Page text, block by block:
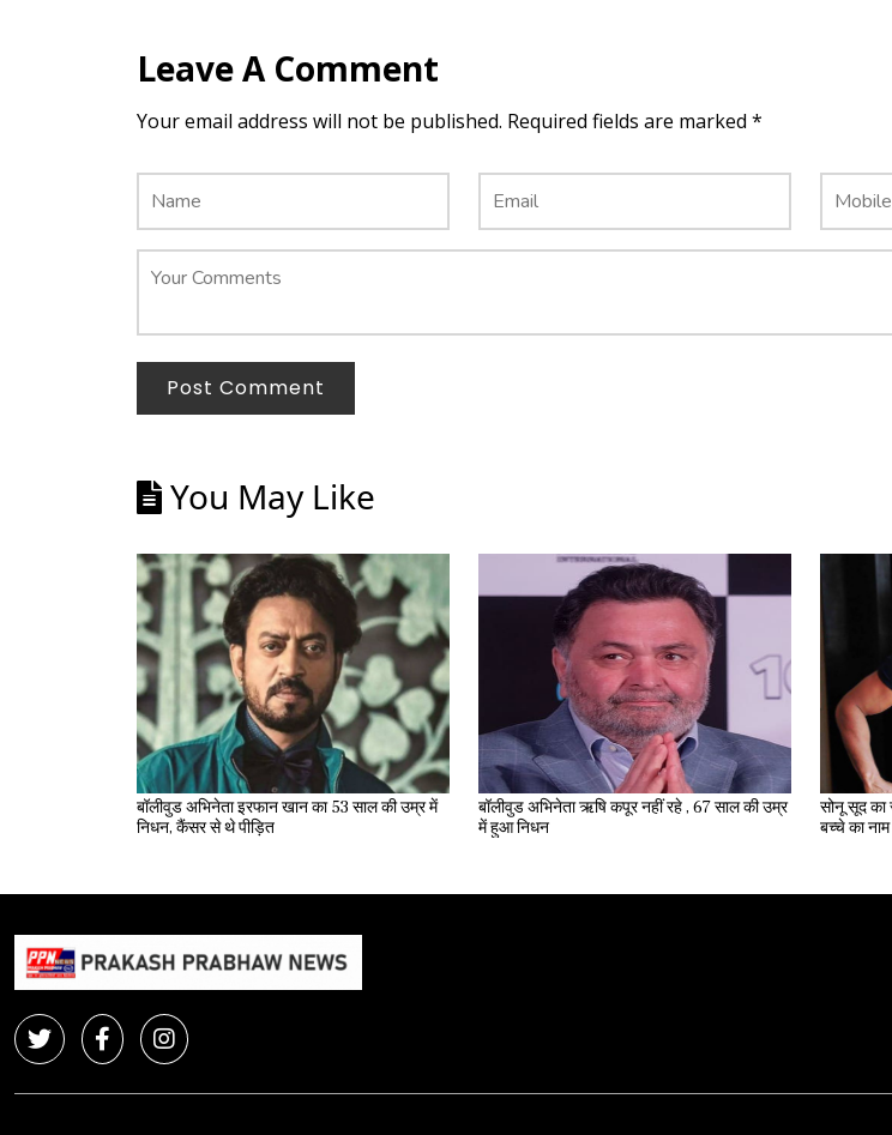
Leave A Comment
Your email address will not be published. Required fields are marked *
Post Comment
You May Like
बॉलीवुड अभिनेता इरफान खान का 53 साल की उम्र में
निधन, कैंसर से थे पीड़ित
बॉलीवुड अभिनेता ऋषि कपूर नहीं रहे , 67 साल की उम्र
में हुआ निधन
सोनू सूद का सबसे बड़ा
बच्चे का